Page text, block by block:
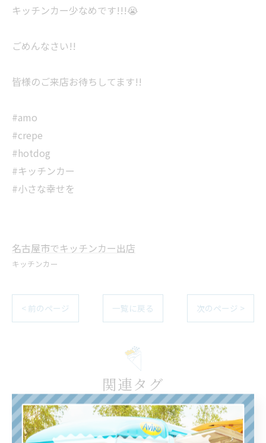
キッチンカー少なめです!!!😭
ごめんなさい!!
皆様のご来店お待ちしてます!!
#amo
#crepe
#hotdog
#キッチンカー
#小さな幸せを
名古屋市でキッチンカー出店
キッチンカー
< 前のページ 一覧に戻る 次のページ >
関連タグ
#キッチンカー